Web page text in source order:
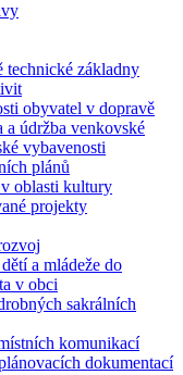
technické základny
obyvatel v dopravě
a údržba venkovské
vybavenosti
plánů
oblasti kultury
projekty
a mládeže do
v obci
sakrálních
komunikací
dokumentací